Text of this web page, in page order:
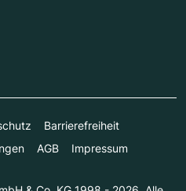
Barrierefreiheit
AGB Impressum